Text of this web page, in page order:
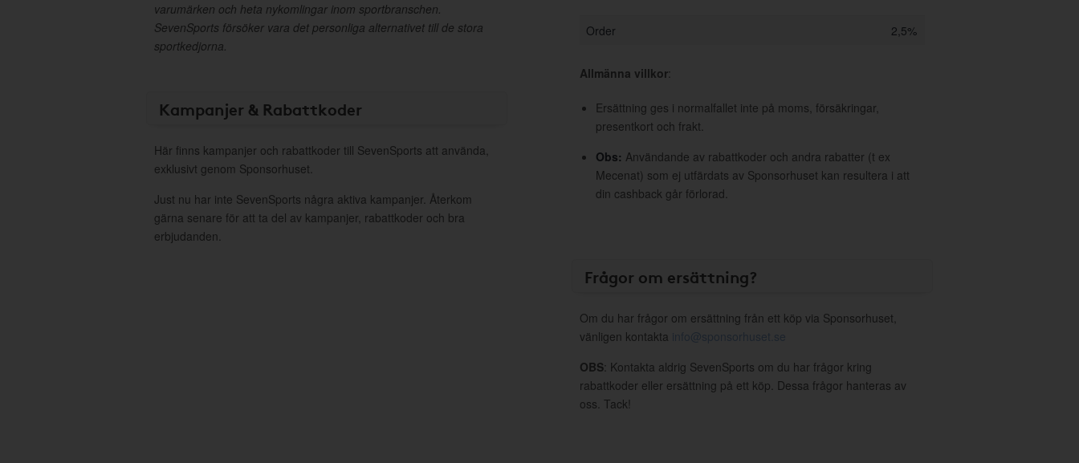
varumärken och heta nykomlingar inom sportbranschen.
SevenSports försöker vara det personliga alternativet till de stora
sportkedjorna.
Kampanjer & Rabattkoder
Här finns kampanjer och rabattkoder till SevenSports att använda,
exklusivt genom Sponsorhuset.
Just nu har inte SevenSports några aktiva kampanjer. Återkom
gärna senare för att ta del av kampanjer, rabattkoder och bra
erbjudanden.
Order 2,5%
Allmänna villkor:
Ersättning ges i normalfallet inte på moms, försäkringar,
presentkort och frakt.
Obs: Användande av rabattkoder och andra rabatter (t ex
Mecenat) som ej utfärdats av Sponsorhuset kan resultera i att
din cashback går förlorad.
Frågor om ersättning?
Om du har frågor om ersättning från ett köp via Sponsorhuset,
vänligen kontakta info@sponsorhuset.se
OBS: Kontakta aldrig SevenSports om du har frågor kring
rabattkoder eller ersättning på ett köp. Dessa frågor hanteras av
oss. Tack!